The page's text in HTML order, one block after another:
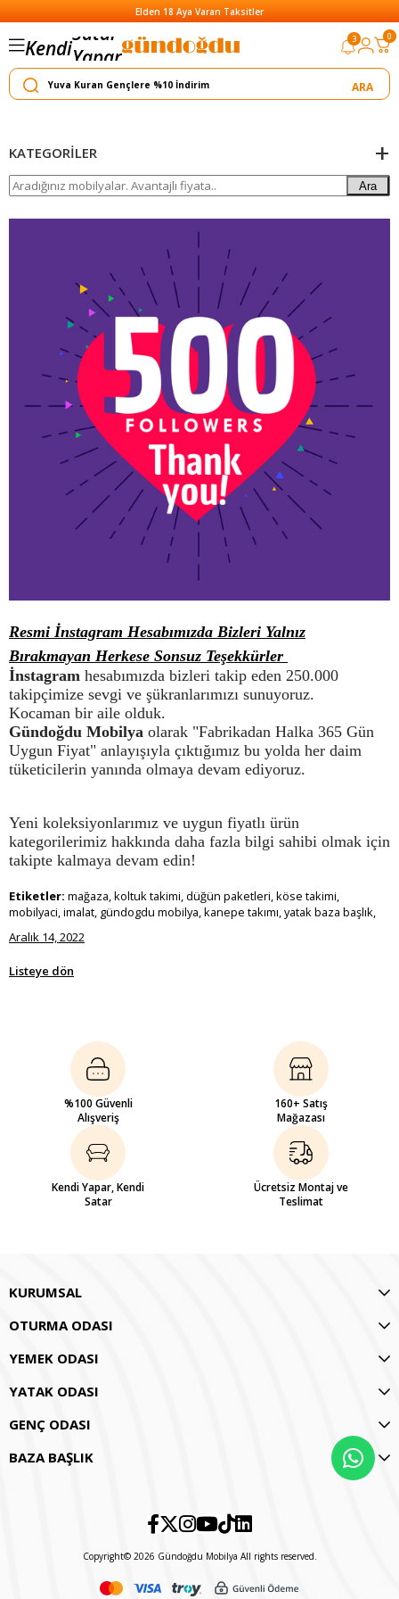
Elden 18 Aya Varan Taksitler
Kendi
Satar
Yapar
3 0
KATEGORILER
Ara
Resmi İnstagram Hesabımızda Bizleri Yalnız
Bırakmayan Herkese Sonsuz Teşekkürler
İnstagram hesabımızda bizleri takip eden 250.000
takipçimize sevgi ve şükranlarımızı sunuyoruz.
Kocaman bir aile olduk.
Gündoğdu Mobilya olarak "Fabrikadan Halka 365 Gün
Uygun Fiyat" anlayışıyla çıktığımız bu yolda her daim
tüketicilerin yanında olmaya devam ediyoruz.
Yeni koleksiyonlarımız ve uygun fiyatlı ürün
kategorilerimiz hakkında daha fazla bilgi sahibi olmak için
takipte kalmaya devam edin!
Etiketler: mağaza, koltuk takimi, düğün paketleri, köse takimi,
mobilyaci, imalat, gündogdu mobilya, kanepe takımı, yatak baza başlık,
Aralık 14, 2022
Listeye dön
%100 Güvenli
Alışveriş
160+ Satış
Mağazası
Kendi Yapar, Kendi
Satar
Ücretsiz Montaj ve
Teslimat
KURUMSAL
OTURMA ODASI
YEMEK ODASI
YATAK ODASI
GENÇ ODASI
BAZA BAŞLIK
Copyright© 2026 Gündoğdu Mobilya All rights reserved.